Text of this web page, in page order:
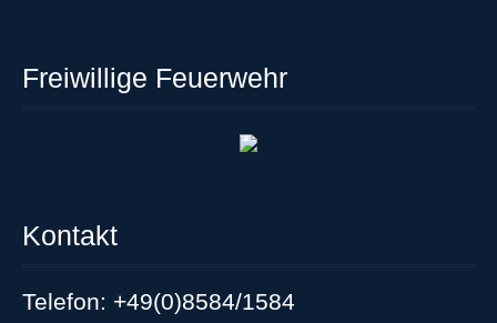
Freiwillige Feuerwehr
Kontakt
Telefon: +49(0)8584/1584